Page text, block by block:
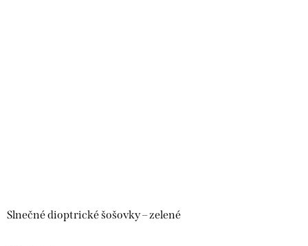
Slnečné dioptrické šošovky – zelené